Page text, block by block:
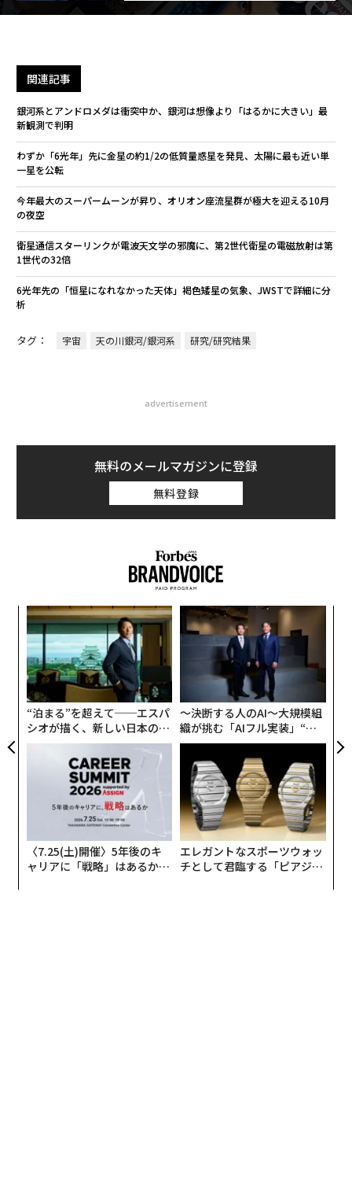
関連記事
銀河系とアンドロメダは衝突中か、銀河は想像より「はるかに大きい」最
新観測で判明
わずか「6光年」先に金星の約1/2の低質量惑星を発見、太陽に最も近い単
一星を公転
今年最大のスーパームーンが昇り、オリオン座流星群が極大を迎える10月
の夜空
衛星通信スターリンクが電波天文学の邪魔に、第2世代衛星の電磁放射は第
1世代の32倍
6光年先の「恒星になれなかった天体」褐色矮星の気象、JWSTで詳細に分
析
タグ： 宇宙 天の川銀河/銀河系 研究/研究結果
advertisement
無料のメールマガジンに登録
無料登録
“泊まる”を超えて──エスパ
シオが描く、新しい日本のラ
グジュアリー（前編）
〜決断する人のAI〜大規模組
織が挑む「AIフル実装」“使
う”企業から“動く”企業へ【N
TTドコモビジネス×PwC】
〈7.25(土)開催〉5年後のキ
ャリアに「戦略」はあるか。
エレガントなスポーツウォッ
チとして君臨する「ピアジ